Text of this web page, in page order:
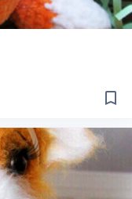
bookmark_border